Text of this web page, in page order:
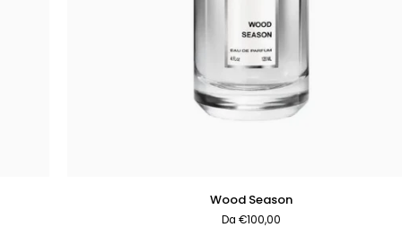
Wood Season
Da €100,00